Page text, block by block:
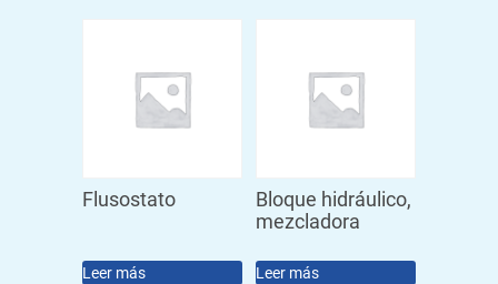
Flusostato
Leer más
Bloque hidráulico,
mezcladora
Leer más